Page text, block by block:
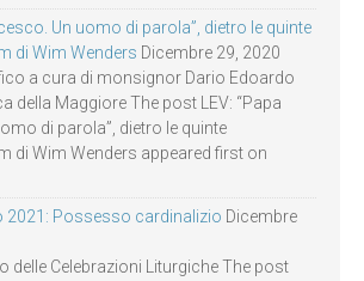
Un uomo di parola”, dietro le quinte
di Wim Wenders Dicembre 29, 2020
a cura di monsignor Dario Edoardo
della Maggiore The post LEV: “Papa
di parola”, dietro le quinte
di Wim Wenders appeared first on
2021: Possesso cardinalizio Dicembre
delle Celebrazioni Liturgiche The post